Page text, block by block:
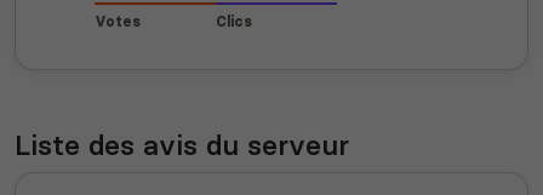
Votes Clics
Liste des avis du serveur